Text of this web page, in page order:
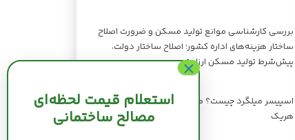
بررسی کارشناسی موانع تولید مسکن و ضرورت اصلاح
ساختار هزینه‌های اداره کشور؛ اصلاح ساختار دولت،
پیش‌شرط تولید مسکن ارزان‌تر
اسپیسر میلگرد چیست؟ معرفی انواع و بررسی مزایای
هریک
استعلام قیمت لحظه‌ای
مصالح ساختمانی